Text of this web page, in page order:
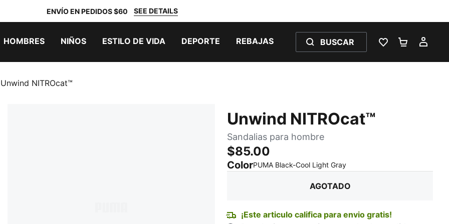
ENVÍO EN PEDIDOS $60 SEE DETAILS
HOMBRES NIÑOS ESTILO DE VIDA DEPORTE REBAJAS BUSCAR
LISTA DE
NITROcat™
Unwind NITROcat™
Sandalias para hombre
$85.00
ColorPUMA Black-Cool Light Gray:
AGOTADO
¡Este articulo califica para envio gratis!